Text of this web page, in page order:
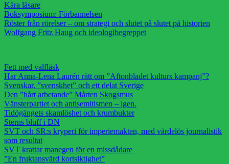
Kära läsare
Boksymposium: Förbannelsen
Röster från rörelser – om strategi och slutet på slutet på historien
Wolfgang Fritz Haug och ideologibegreppet
Fett med valfläsk
Har Anna-Lena Laurén rätt om ”Aftonbladet kulturs kampanj”?
Svenskar, ”svenskhet” och ett delat Sverige
Den ”hårt arbetande” Mårten Skogsmus
Vänsterpartiet och antisemitismen – igen.
Tidögängets skamlöshet och krumbukter
Sterns bluff i DN
SVT och SR:s kryperi för imperiemakten, med värdelös journalistik
som resultat
SVT krattar manegen för en missdådare
”En fruktansvärd kortsiktighet”